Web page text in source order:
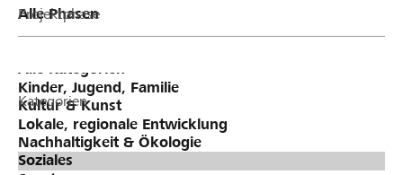
Projektphase
Kategorien